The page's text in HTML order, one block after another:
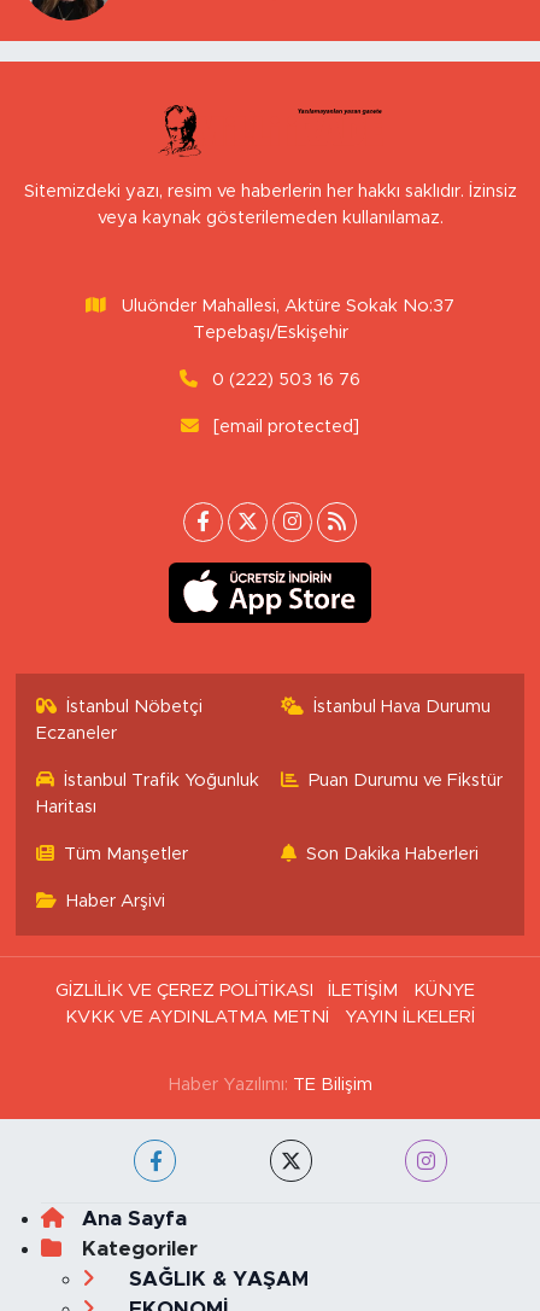
Sitemizdeki yazı, resim ve haberlerin her hakkı saklıdır. İzinsiz
veya kaynak gösterilemeden kullanılamaz.
Uluönder Mahallesi, Aktüre Sokak No:37
Tepebaşı/Eskişehir
0 (222) 503 16 76
[email protected]
İstanbul Nöbetçi
Eczaneler
İstanbul Hava Durumu
İstanbul Trafik Yoğunluk
Haritası
Puan Durumu ve Fikstür
Tüm Manşetler Son Dakika Haberleri
Haber Arşivi
GİZLİLİK VE ÇEREZ POLİTİKASI İLETİŞİM
KÜNYE
KVKK VE AYDINLATMA METNİ
YAYIN İLKELERİ
Haber Yazılımı: TE Bilişim
Ana Sayfa
Kategoriler
SAĞLIK & YAŞAM